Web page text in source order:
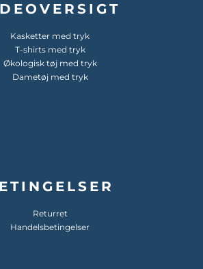
Kasketter med tryk
T-shirts med tryk
Økologisk tøj med tryk
Dametøj med tryk
Returret
Handelsbetingelser